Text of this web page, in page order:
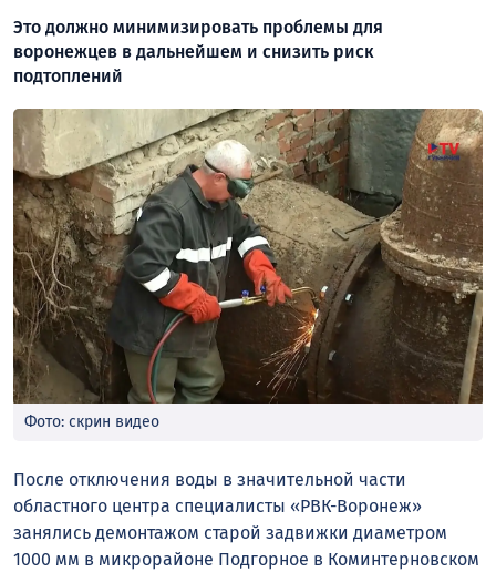
Это должно минимизировать проблемы для
воронежцев в дальнейшем и снизить риск
подтоплений
Фото: скрин видео
После отключения воды в значительной части
областного центра специалисты «РВК-Воронеж»
занялись демонтажом старой задвижки диаметром
1000 мм в микрорайоне Подгорное в Коминтерновском